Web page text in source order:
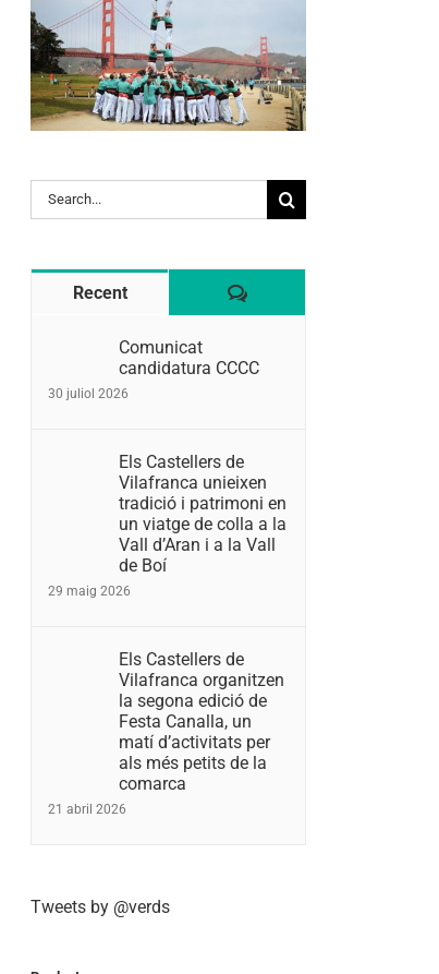
Search
for:
Recent Comentaris
Comunicat
candidatura CCCC
30 juliol 2026
Els Castellers de
Vilafranca unieixen
tradició i patrimoni en
un viatge de colla a la
Vall d’Aran i a la Vall
de Boí
29 maig 2026
Els Castellers de
Vilafranca organitzen
la segona edició de
Festa Canalla, un
matí d’activitats per
als més petits de la
comarca
21 abril 2026
Tweets by @verds